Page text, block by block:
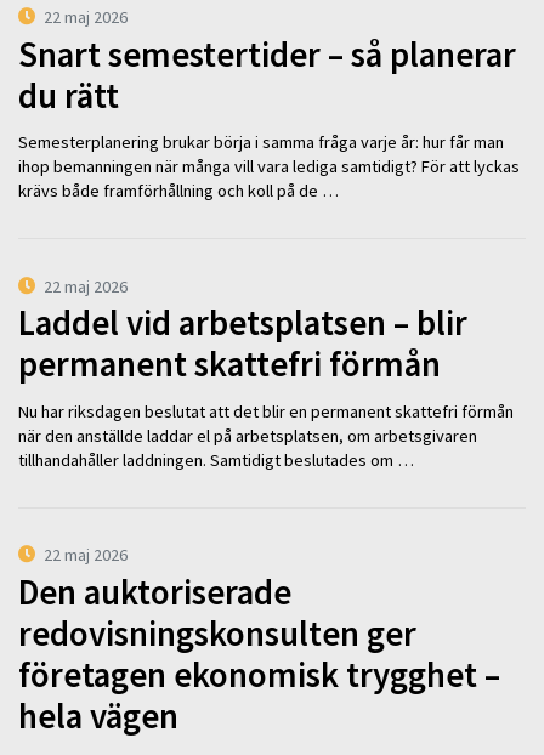
22 maj 2026
Snart semestertider – så planerar
du rätt
Semesterplanering brukar börja i samma fråga varje år: hur får man
ihop bemanningen när många vill vara lediga samtidigt? För att lyckas
krävs både framförhållning och koll på de …
22 maj 2026
Laddel vid arbetsplatsen – blir
permanent skattefri förmån
Nu har riksdagen beslutat att det blir en permanent skattefri förmån
när den anställde laddar el på arbetsplatsen, om arbetsgivaren
tillhandahåller laddningen. Samtidigt beslutades om …
22 maj 2026
Den auktoriserade
redovisningskonsulten ger
företagen ekonomisk trygghet –
hela vägen